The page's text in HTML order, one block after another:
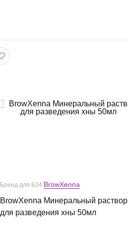
Бренд для Б24 BrowXenna
BrowXenna Минеральный раствор
для разведения хны 50мл